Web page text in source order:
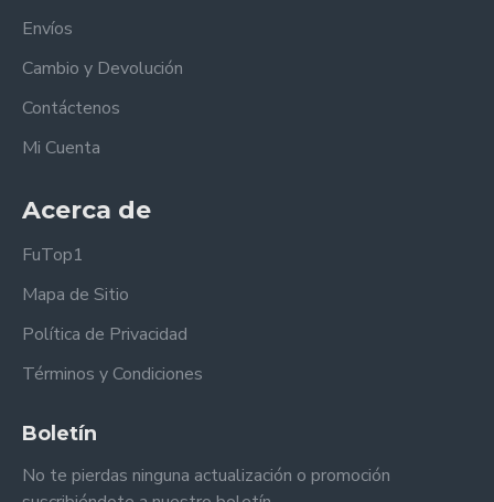
Envíos
Cambio y Devolución
Contáctenos
Mi Cuenta
Acerca de
FuTop1
Mapa de Sitio
Política de Privacidad
Términos y Condiciones
Boletín
No te pierdas ninguna actualización o promoción